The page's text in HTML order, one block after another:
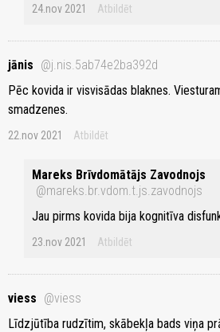
24.nov 2021 Atbildēt
jānis @j.nis.5ab74e2ba392d
Pēc kovida ir visvisādas blaknes.
smadzenes.
22.nov 2021 Atbildēt
Mareks Brīvdomātājs Zavodnojs
@mareks.br.vdom.t.js.zavodnojs
Jau pirms kovida bija kognitīva
23.nov 2021 Atbildēt
viess @viess
Līdzjūtība rudzītim, skābekļa bads viņa